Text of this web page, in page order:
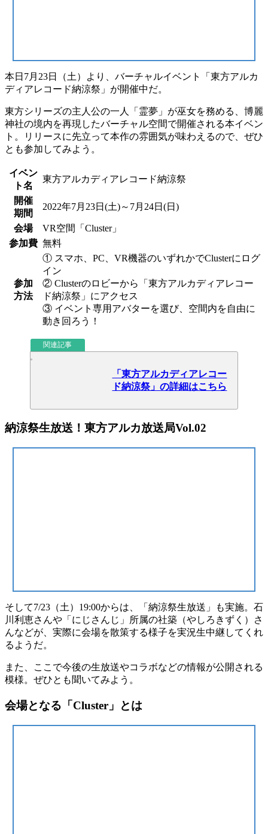
本日7月23日（土）より、バーチャルイベント
「東方アルカ
ディアレコード納涼祭」 が開催中だ。
東方シリーズの主人公の一人「霊夢」が巫女を務める、 博麗
神社の境内を再現したバーチャル空間で開催される本イベン
ト。リリースに先立って本作の雰囲気が味わえるので、ぜひ
とも参加してみよう。
イベン
ト名
東方アルカディアレコード納涼祭
開催
期間
2022年7月23日(土)～7月24日(日)
会場
VR空間「Cluster」
参加費 無料
参加
方法
① スマホ、PC、VR機器のいずれかでClusterにログ
イン
② Clusterのロビーから「東方アルカディアレコー
ド納涼祭」にアクセス
③ イベント専用アバターを選び、空間内を自由に
動き回ろう！
関連記事
「東方アルカディアレコー
ド納涼祭」の詳細はこちら
納涼祭生放送！東方アルカ放送局Vol.02
そして7/23（土）19:00からは、「納涼祭生放送」も実施。石
川利恵さんや「にじさんじ」所属の社築（やしろきずく）さ
んなどが、実際に会場を散策する様子を実況生中継してくれ
るようだ。
また、ここで今後の生放送やコラボなどの情報が公開される
模様。ぜひとも聞いてみよう。
会場となる「Cluster」とは